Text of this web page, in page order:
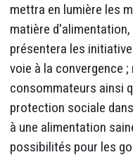
mettra en lumière les
matière
présentera les
voie à la convergence
consommateurs ainsi
protection sociale
à une alimentation
possibilités pour les